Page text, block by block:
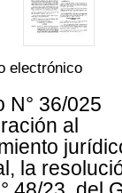
electrónico
N° 36/025
al
la